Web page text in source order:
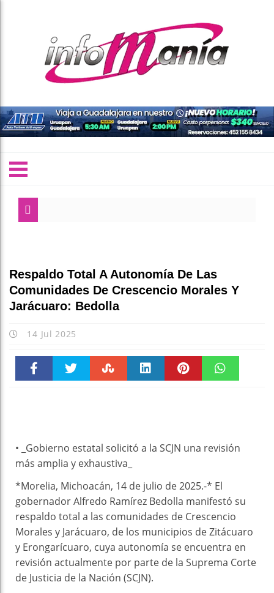
Respaldo Total A Autonomía De Las
Comunidades De Crescencio Morales Y
Jarácuaro: Bedolla
14 Jul 2025
• _Gobierno estatal solicitó a la SCJN una revisión
más amplia y exhaustiva_
*Morelia, Michoacán, 14 de julio de 2025.-* El
gobernador Alfredo Ramírez Bedolla manifestó su
respaldo total a las comunidades de Crescencio
Morales y Jarácuaro, de los municipios de Zitácuaro
y Erongarícuaro, cuya autonomía se encuentra en
revisión actualmente por parte de la Suprema Corte
de Justicia de la Nación (SCJN).